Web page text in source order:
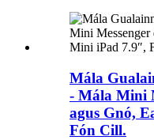
Mála
- Mála Mini
agus Gnó,
Fón Cill.